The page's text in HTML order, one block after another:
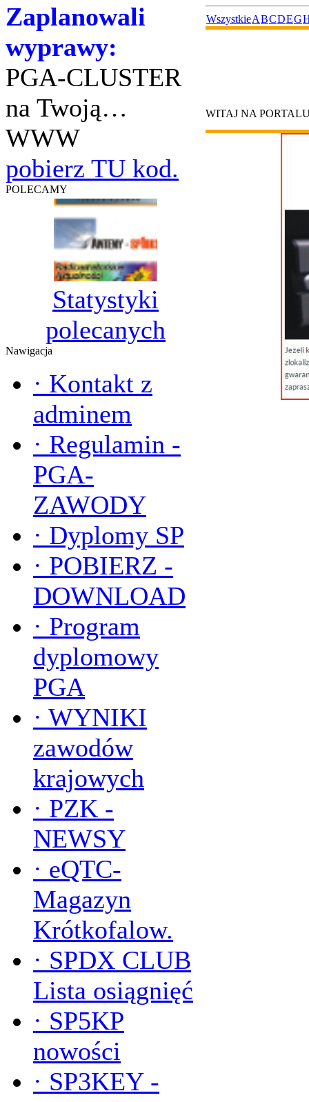
Zaplanowali
wyprawy:
PGA-CLUSTER
na Twoją…
WWW
pobierz TU kod.
POLECAMY
Statystyki
polecanych
Nawigacja
· Kontakt z
adminem
· Regulamin -
PGA-
ZAWODY
· Dyplomy SP
· POBIERZ -
DOWNLOAD
· Program
dyplomowy
PGA
· WYNIKI
zawodów
krajowych
· PZK -
NEWSY
· eQTC-
Magazyn
Krótkofalow.
· SPDX CLUB
Lista osiągnięć
· SP5KP
nowości
· SP3KEY -
WszystkieABCDEG
WITAJ NA